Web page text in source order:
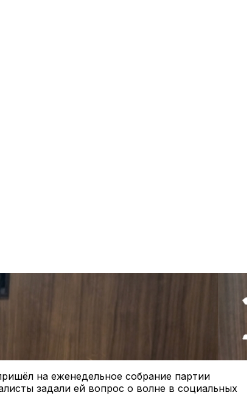
на еженедельное собрание партии
задали ей вопрос о волне в социальных